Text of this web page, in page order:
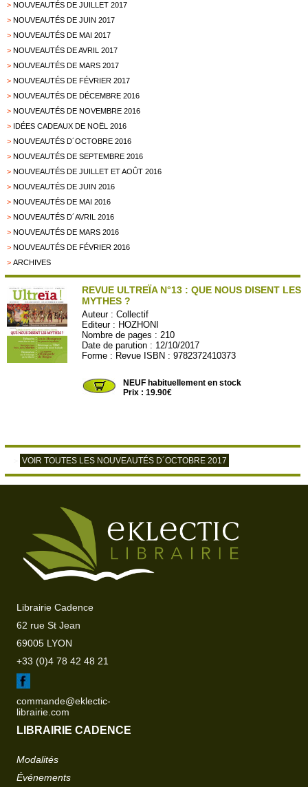
> NOUVEAUTÉS DE JUILLET 2017
> NOUVEAUTÉS DE JUIN 2017
> NOUVEAUTÉS DE MAI 2017
> NOUVEAUTÉS DE AVRIL 2017
> NOUVEAUTÉS DE MARS 2017
> NOUVEAUTÉS DE FÉVRIER 2017
> NOUVEAUTÉS DE DÉCEMBRE 2016
> NOUVEAUTÉS DE NOVEMBRE 2016
> IDÉES CADEAUX DE NOËL 2016
> NOUVEAUTÉS D´OCTOBRE 2016
> NOUVEAUTÉS DE SEPTEMBRE 2016
> NOUVEAUTÉS DE JUILLET ET AOÛT 2016
> NOUVEAUTÉS DE JUIN 2016
> NOUVEAUTÉS DE MAI 2016
> NOUVEAUTÉS D´AVRIL 2016
> NOUVEAUTÉS DE MARS 2016
> NOUVEAUTÉS DE FÉVRIER 2016
> ARCHIVES
REVUE ULTREÏA N°13 : QUE NOUS DISENT LES
MYTHES ?
Auteur :Collectif
Editeur : HOZHONI
Nombre de pages : 210
Date de parution : 12/10/2017
Forme : Revue ISBN : 9782372410373
NEUF habituellement en stock
Prix : 19.90€
VOIR TOUTES LES NOUVEAUTÉS D´OCTOBRE 2017
Librairie Cadence
62 rue St Jean
69005 LYON
+33 (0)4 78 42 48 21
commande@eklectic-
librairie.com
LIBRAIRIE CADENCE
Modalités
Événements